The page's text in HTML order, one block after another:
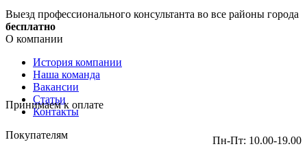
Выезд профессионального консультанта во все районы города
бесплатно
О компании
История компании
Наша команда
Вакансии
Статьи
Контакты
Покупателям
Принимаем к оплате
Пн-Пт: 10.00-19.00